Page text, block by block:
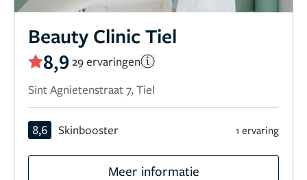
Beauty Clinic Tiel
8,9 29 ervaringen
Sint Agnietenstraat 7, Tiel
8,6 Skinbooster 1 ervaring
Meer informatie